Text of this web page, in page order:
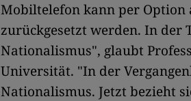
Mobiltelefon kann per Option
zurückgesetzt werden. In der
Nationalismus", glaubt
Universität. "In der
Nationalismus. Jetzt bezieht